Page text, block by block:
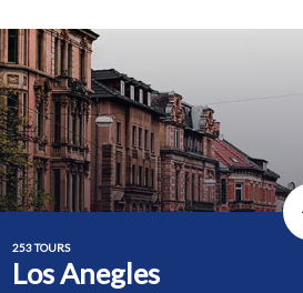
253 TOURS
Los Anegles